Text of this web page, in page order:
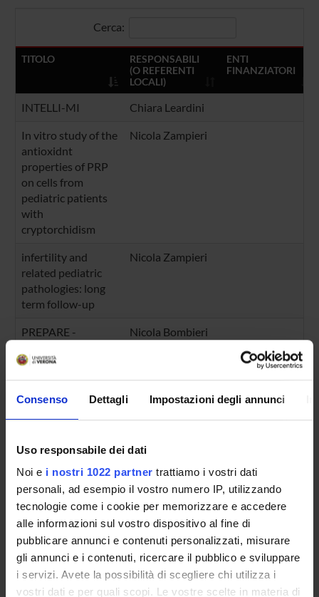
Consenso Dettagli Impostazioni degli annunci
Uso responsabile dei dati
Noi e i nostri 1022 partner trattiamo i vostri dati
personali, ad esempio il vostro numero IP, utilizzando
tecnologie come i cookie per memorizzare e accedere
alle informazioni sul vostro dispositivo al fine di
pubblicare annunci e contenuti personalizzati, misurare
gli annunci e i contenuti, ricercare il pubblico e sviluppare
i servizi. Avete la possibilità di scegliere chi utilizza i
vostri dati e per quali scopi. Le vostre scelte in materia di
Cerca:
TITOLO
RESPONSABILI
(O REFERENTI
LOCALI)
ENTI
FINANZIATORI
INTELLI-MI Chiara Leardini
In vitro study of the
antioxidnt
properties of PRP
on cells from
pediatric patients
with
cryptorchidism
Nicola Zampieri
infertility and
related pediatric
pathologies: long
term follow-up
Nicola Zampieri
PREPARE -
Engine for Prostate
cancer Evaluation
Nicola Bombieri
ROBIOPSY - AI and
Robotics for
Chiara Leardini,
Stefano Landi
Commissione
Europea - H2020
PROGETTO LAPO
CHIRURGIA MINI-
INVASIVA: NUOVE
FRONTIERE DI
APPRENDIMENTO
Nicola Zampieri
Pancreatic Cancer
Early Detection
Salvatore Paiella